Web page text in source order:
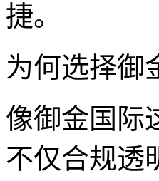
捷。
为何选择
像御金国际
不仅合规透